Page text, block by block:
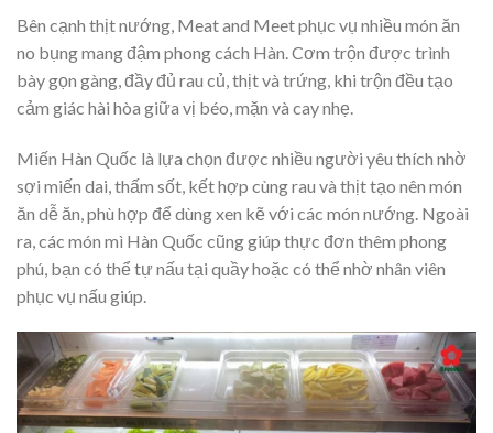
Bên cạnh thịt nướng, Meat and Meet phục vụ nhiều món ăn
no bụng mang đậm phong cách Hàn. Cơm trộn được trình
bày gọn gàng, đầy đủ rau củ, thịt và trứng, khi trộn đều tạo
cảm giác hài hòa giữa vị béo, mặn và cay nhẹ.
Miến Hàn Quốc là lựa chọn được nhiều người yêu thích nhờ
sợi miến dai, thấm sốt, kết hợp cùng rau và thịt tạo nên món
ăn dễ ăn, phù hợp để dùng xen kẽ với các món nướng. Ngoài
ra, các món mì Hàn Quốc cũng giúp thực đơn thêm phong
phú, bạn có thể tự nấu tại quầy hoặc có thể nhờ nhân viên
phục vụ nấu giúp.